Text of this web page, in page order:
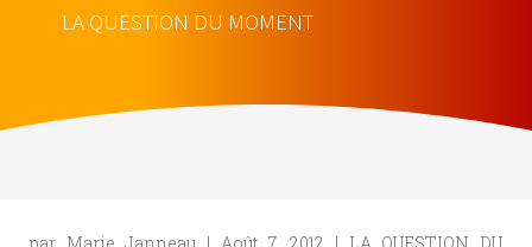
LA QUESTION DU MOMENT